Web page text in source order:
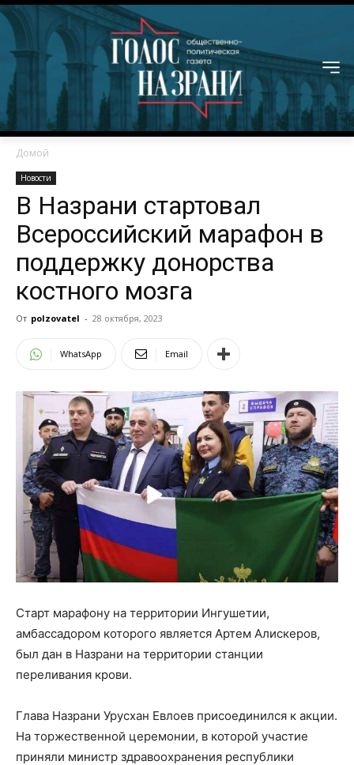
Домой
Новости
В Назрани стартовал
Всероссийский марафон в
поддержку донорства
костного мозга
От polzovatel - 28 октября, 2023
WhatsApp Email
Старт марафону на территории Ингушетии,
амбассадором которого является Артем Алискеров,
был дан в Назрани на территории станции
переливания крови.
Глава Назрани Урусхан Евлоев присоединился к акции.
На торжественной церемонии, в которой участие
приняли министр здравоохранения республики